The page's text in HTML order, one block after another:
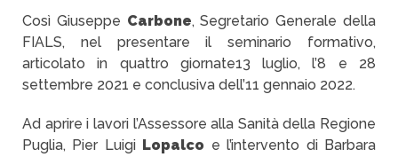
Così Giuseppe Carbone, Segretario Generale della
FIALS, nel presentare il seminario formativo,
articolato in quattro giornate13 luglio, l’8 e 28
settembre 2021 e conclusiva dell’11 gennaio 2022.
Ad aprire i lavori l’Assessore alla Sanità della Regione
Puglia, Pier Luigi Lopalco e l’intervento di Barbara